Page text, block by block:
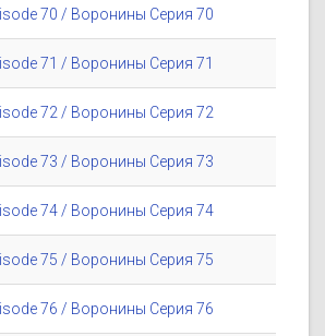
70 / Воронины Серия 70
71 / Воронины Серия 71
72 / Воронины Серия 72
73 / Воронины Серия 73
74 / Воронины Серия 74
75 / Воронины Серия 75
76 / Воронины Серия 76